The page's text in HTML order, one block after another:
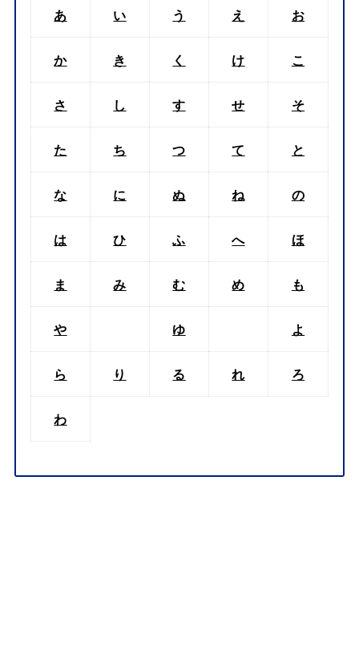
あ い う え お
か き く け こ
さ し す せ そ
た ち つ て と
な に ぬ ね の
は ひ ふ へ ほ
ま み む め も
や ゆ よ
ら り る れ ろ
わ